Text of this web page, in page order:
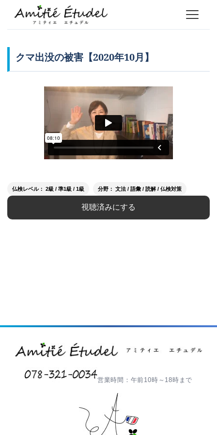
クマ出没の被害【2020年10月】
仏検レベル： 2級 / 準1級 / 1級 分野： 文法 / 語彙 / 読解 / 仏検対策
視聴済みにする
営業時間：午前10時～18時まで